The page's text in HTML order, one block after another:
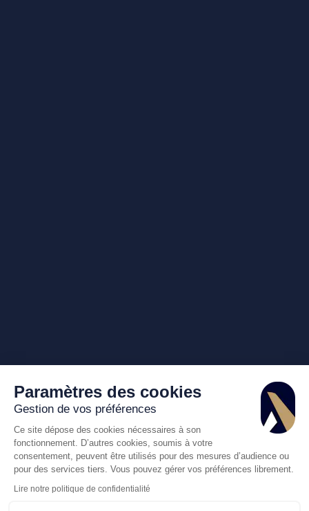
Paramètres des cookies
Gestion de vos préférences
Ce site dépose des cookies nécessaires à son
fonctionnement. D’autres cookies, soumis à votre
consentement, peuvent être utilisés pour des mesures d’audience ou
pour des services tiers. Vous pouvez gérer vos préférences librement.
Lire notre politique de confidentialité